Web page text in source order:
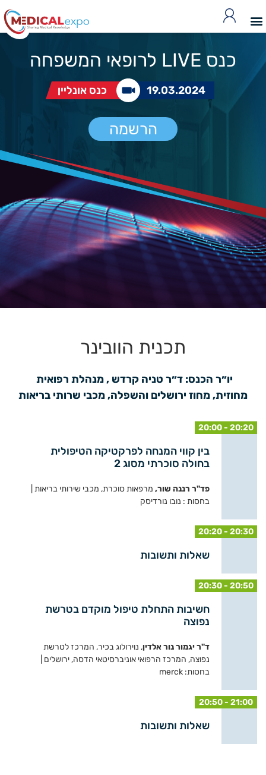
כנס LIVE לרופאי המשפחה
19.03.2024 כנס אונליין
הרשמה
תכנית הוובינר
מחוזית, מחוז ירושלים והשפלה, מכבי שרותי בריאות
20:00 - 20:20
בין קווי המנחה לפרקטיקה הטיפולית
בחולה סוכרתי מסוג 2
פד"ר רננה שור, מרפאות סוכרת, מכבי שירותי בריאות |
בחסות : נובו נורדיסק
20:20 - 20:30
שאלות ותשובות
20:30 - 20:50
חשיבות התחלת טיפול מוקדם בטרשת
נפוצה
ד"ר יגמור נור אלדין, נוירולוג בכיר, המרכז לטרשת
נפוצה, המרכז הרפואי אוניברסיטאי הדסה, ירושלים |
בחסות: merck
20:50 - 21:00
שאלות ותשובות